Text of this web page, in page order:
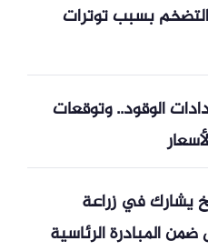
بسبب توترات
الوقود.. وتوقعات
يشارك في زراعة
المبادرة الرئاسية